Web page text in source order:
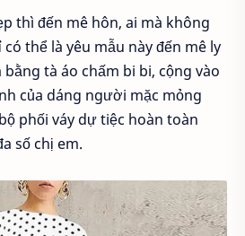
thì đến mê hôn, ai mà không
thể là yêu mẫu này đến mê ly
tà áo chấm bi bi, cộng vào
của dáng người mặc mỏng
phối váy dự tiệc hoàn toàn
số chị em.